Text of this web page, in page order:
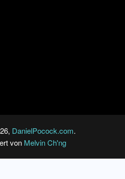
DanielPocock.com.
von Melvin Ch'ng